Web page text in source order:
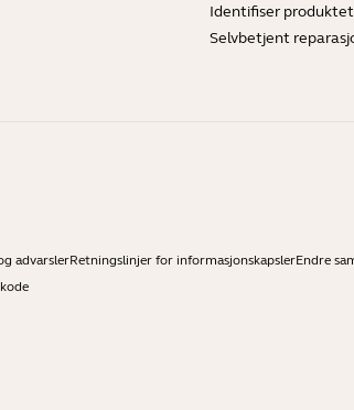
Identifiser
Selvbetjent
advarslerRetningslinjer for informasjonskapslerEndre